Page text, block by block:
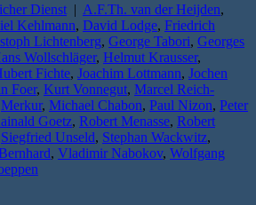
Dienst | A.F.Th. van der Heijden,
Kehlmann, David Lodge, Friedrich
Lichtenberg, George Tabori, Georges
Wollschläger, Helmut Krausser,
Fichte, Joachim Lottmann, Jochen
Foer, Kurt Vonnegut, Marcel Reich-
Merkur, Michael Chabon, Paul Nizon, Peter
Goetz, Robert Menasse, Robert
Siegfried Unseld, Stephan Wackwitz,
, Vladimir Nabokov, Wolfgang